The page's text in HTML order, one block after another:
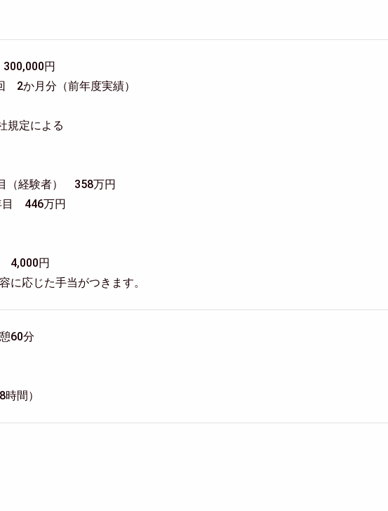
300,000円
か月分（前年度実績）
定による
（経験者） 358万円
目 446万円
4,000円
に応じた手当がつきます。
60分
間）